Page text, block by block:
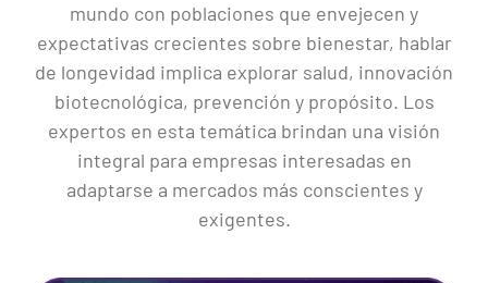
mundo con poblaciones que envejecen y
expectativas crecientes sobre bienestar, hablar
de longevidad implica explorar salud, innovación
biotecnológica, prevención y propósito. Los
expertos en esta temática brindan una visión
integral para empresas interesadas en
adaptarse a mercados más conscientes y
exigentes.